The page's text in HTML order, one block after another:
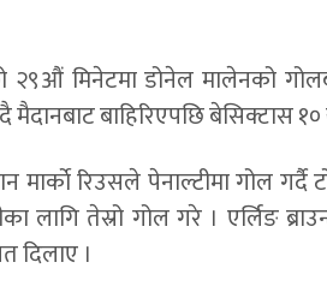
मिनेटमा डोनेल मालेनको
बाहिरिएपछि बेसिक्टास १०
रिउसले पेनाल्टीमा गोल गर्दै
लागि तेस्रो गोल गरे । एर्लिङ
दिलाए ।